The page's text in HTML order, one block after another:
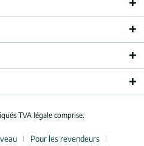
TVA légale comprise.
Pour les revendeurs